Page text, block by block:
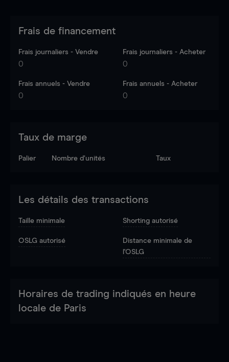
Frais de financement
Frais journaliers - Vendre
0
Frais journaliers - Acheter
0
Frais annuels - Vendre
0
Frais annuels - Acheter
0
Taux de marge
Palier Nombre d’unités Taux
Les détails des transactions
Taille minimale Shorting autorisé
OSLG autorisé
Distance minimale de
l'OSLG
Horaires de trading indiqués en heure
locale de Paris